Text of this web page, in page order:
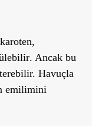
,
. Ancak bu
Havuçla
emilimini